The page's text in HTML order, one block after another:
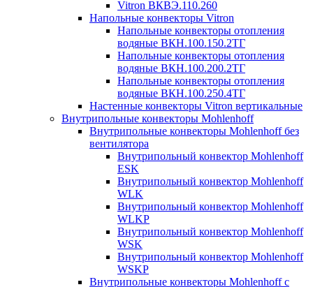
Vitron ВКВЭ.110.260
Напольные конвекторы Vitron
Напольные конвекторы отопления
водяные ВКН.100.150.2ТГ
Напольные конвекторы отопления
водяные ВКН.100.200.2ТГ
Напольные конвекторы отопления
водяные ВКН.100.250.4ТГ
Настенные конвекторы Vitron вертикальные
Внутрипольные конвекторы Mohlenhoff
Внутрипольные конвекторы Mohlenhoff без
вентилятора
Внутрипольный конвектор Mohlenhoff
ESK
Внутрипольный конвектор Mohlenhoff
WLK
Внутрипольный конвектор Mohlenhoff
WLKP
Внутрипольный конвектор Mohlenhoff
WSK
Внутрипольный конвектор Mohlenhoff
WSKP
Внутрипольные конвекторы Mohlenhoff с